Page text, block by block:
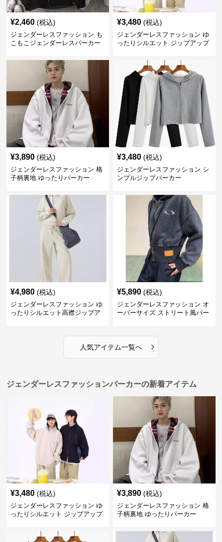
¥2,460 (税込)
ジェンダーレスファッション も
こもこジェンダーレスパーカー
¥3,480 (税込)
ジェンダーレスファッション ゆ
ったりシルエット ジップアップ
¥3,890 (税込)
ジェンダーレスファッション 格
子柄裏地 ゆったりパーカー
¥3,480 (税込)
ジェンダーレスファッション シ
ンプルジップパーカー
¥4,980 (税込)
ジェンダーレスファッション ゆ
ったりシルエット高襟ジップア
¥5,890 (税込)
ジェンダーレスファッション オ
ーバーサイズ ストリート風パー
人気アイテム一覧へ ›
ジェンダーレスファッションパーカーの新着アイテム
¥3,480 (税込)
ジェンダーレスファッション ゆ
ったりシルエット ジップアップ
¥3,890 (税込)
ジェンダーレスファッション 格
子柄裏地 ゆったりパーカー